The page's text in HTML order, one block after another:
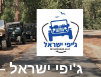
דילוג
לתוכן
ג'יפי ישראל